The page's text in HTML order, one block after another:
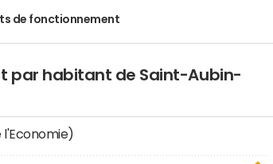
de fonctionnement
par habitant de Saint-Aubin-
l'Economie)